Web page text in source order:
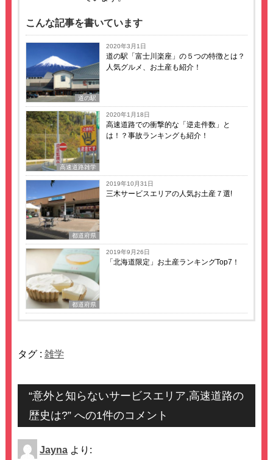
こんな記事を書いています
道の駅
2020年3月1日
道の駅「富士川楽座」の５つの特徴とは？
人気グルメ、お土産も紹介！
高速道路雑学
2020年1月18日
高速道路での衝撃的な「逆走件数」と
は！？事故ランキングも紹介！
都道府県
2019年10月31日
三木サービスエリアの人気お土産７選!
都道府県
2019年9月26日
「北海道限定」お土産ランキングTop7！
タグ : 雑学
“意外と知らないサービスエリア,高速道路の
歴史は?” への1件のコメント
Jayna より: